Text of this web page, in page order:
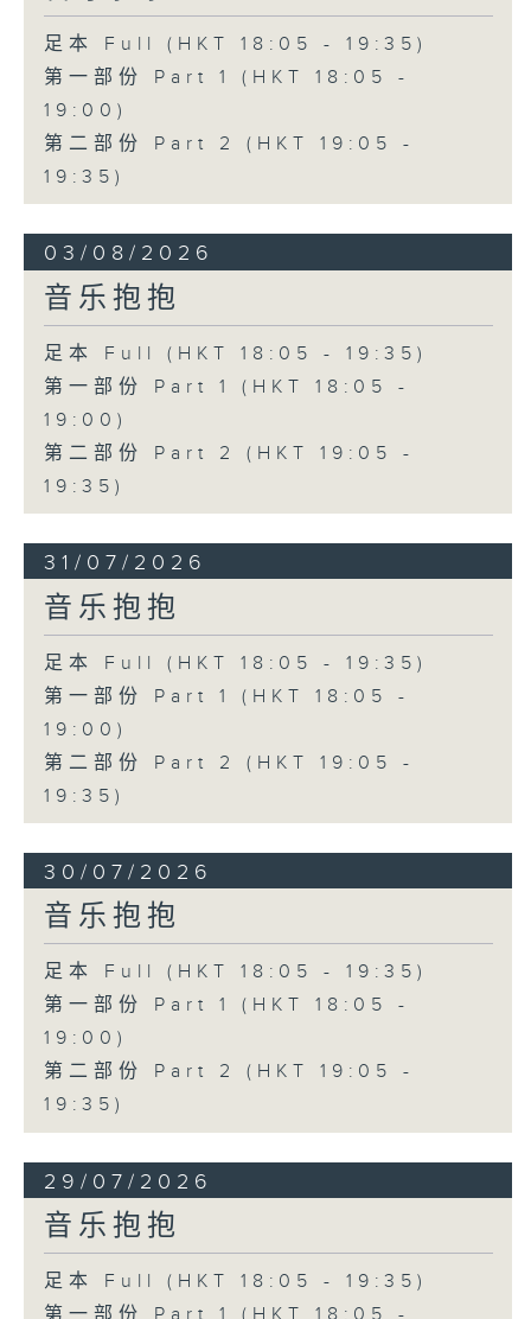
足本 Full (HKT 18:05 - 19:35)
第一部份 Part 1 (HKT 18:05 -
19:00)
第二部份 Part 2 (HKT 19:05 -
19:35)
03/08/2026
音乐抱抱
足本 Full (HKT 18:05 - 19:35)
第一部份 Part 1 (HKT 18:05 -
19:00)
第二部份 Part 2 (HKT 19:05 -
19:35)
31/07/2026
音乐抱抱
足本 Full (HKT 18:05 - 19:35)
第一部份 Part 1 (HKT 18:05 -
19:00)
第二部份 Part 2 (HKT 19:05 -
19:35)
30/07/2026
音乐抱抱
足本 Full (HKT 18:05 - 19:35)
第一部份 Part 1 (HKT 18:05 -
19:00)
第二部份 Part 2 (HKT 19:05 -
19:35)
29/07/2026
音乐抱抱
足本 Full (HKT 18:05 - 19:35)